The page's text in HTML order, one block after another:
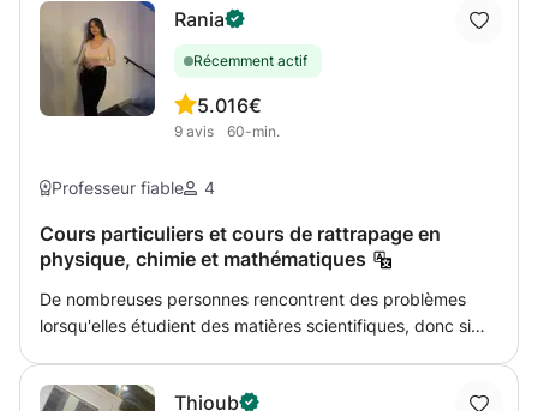
efficacement tout en excellent • Soutiens scolaire et
préparation aux examens de baccalauréat
Rania
Récemment actif
5.0
9 avis
16€
60-min.
Professeur fiable 4
Cours particuliers et cours de rattrapage en
physique, chimie et mathématiques
De nombreuses personnes rencontrent des problèmes
lorsqu'elles étudient des matières scientifiques, donc si
obstacle que vous pourriez rencontrer dans ce domaine.
Thioub